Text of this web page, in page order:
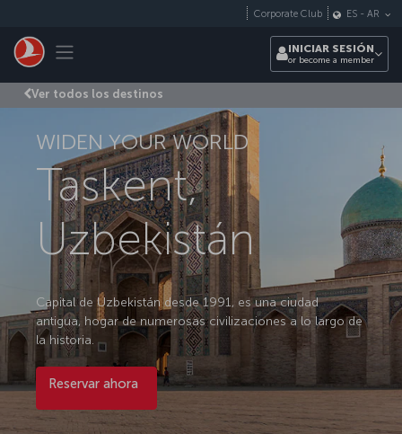
Toggle navigation
Corporate Club ES - AR
INICIAR SESIÓN
or become a member
Ver todos los destinos
WIDEN YOUR WORLD
Taskent,
Uzbekistán
Capital de Uzbekistán desde 1991, es una ciudad
antigua, hogar de numerosas civilizaciones a lo largo de
la historia.
Reservar ahora